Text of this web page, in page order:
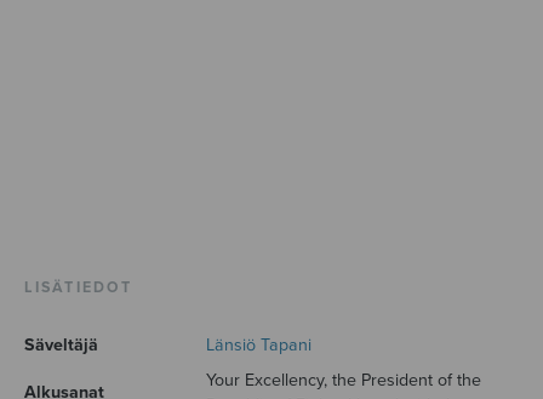
LISÄTIEDOT
Säveltäjä Länsiö Tapani
Alkusanat
Your Excellency, the President of the